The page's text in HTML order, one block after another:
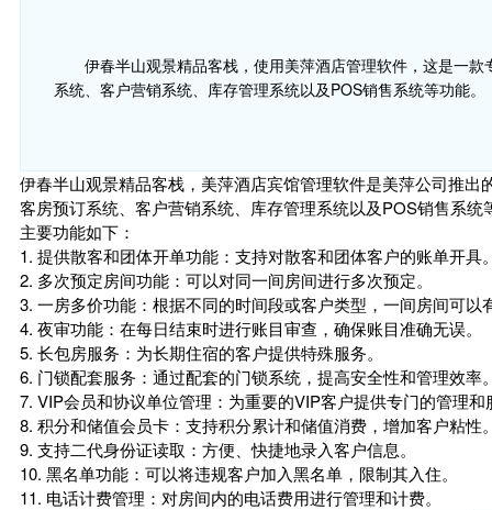
伊春半山观景精品客栈，使用美萍酒店管理软件，这是一
系统、客户营销系统、库存管理系统以及POS销售系统等功能。
伊春半山观景精品客栈，美萍酒店宾馆管理软件是美萍公司推
客房预订系统、客户营销系统、库存管理系统以及POS销售系统
主要功能如下：
1. 提供散客和团体开单功能：支持对散客和团体客户的账单开具
2. 多次预定房间功能：可以对同一间房间进行多次预定。
3. 一房多价功能：根据不同的时间段或客户类型，一间房间可以
4. 夜审功能：在每日结束时进行账目审查，确保账目准确无误。
5. 长包房服务：为长期住宿的客户提供特殊服务。
6. 门锁配套服务：通过配套的门锁系统，提高安全性和管理效率
7. VIP会员和协议单位管理：为重要的VIP客户提供专门的管理和
8. 积分和储值会员卡：支持积分累计和储值消费，增加客户粘性
9. 支持二代身份证读取：方便、快捷地录入客户信息。
10. 黑名单功能：可以将违规客户加入黑名单，限制其入住。
11. 电话计费管理：对房间内的电话费用进行管理和计费。